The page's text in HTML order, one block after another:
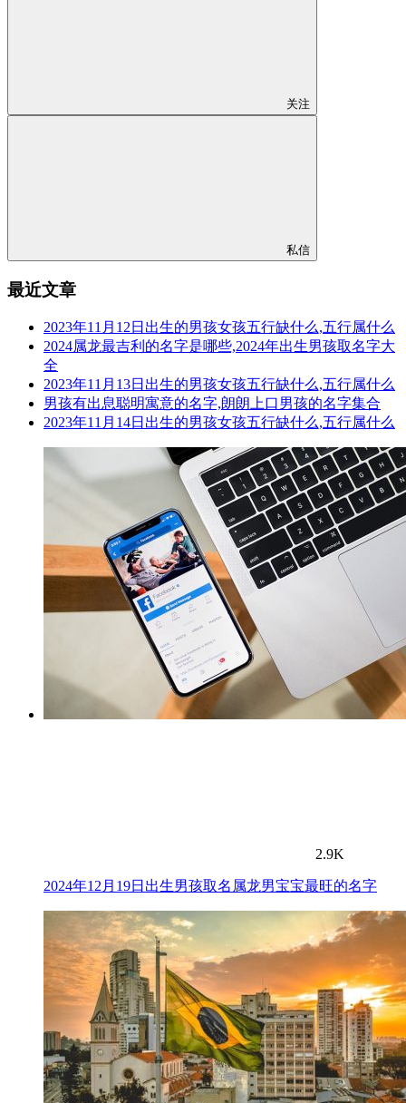
关注
私信
最近文章
2023年11月12日出生的男孩女孩五行缺什么,五行属什么
2024属龙最吉利的名字是哪些,2024年出生男孩取名字大
全
2023年11月13日出生的男孩女孩五行缺什么,五行属什么
男孩有出息聪明寓意的名字,朗朗上口男孩的名字集合
2023年11月14日出生的男孩女孩五行缺什么,五行属什么
2.9K
2024年12月19日出生男孩取名属龙男宝宝最旺的名字